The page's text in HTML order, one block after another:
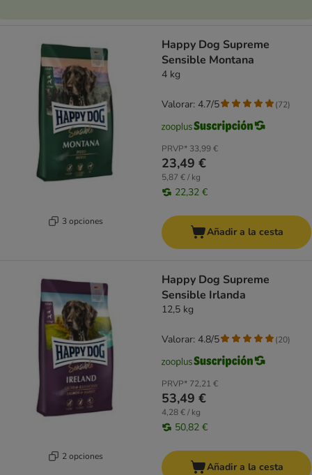
3 opciones
Happy Dog Supreme
Sensible Montana
4 kg
PRVP* 33,99 €
23,49 €
5,87 € / kg
22,32 €
Valorar: 4.7/5 (72)
Añadir a la cesta
2 opciones
Happy Dog Supreme
Sensible Irlanda
12,5 kg
PRVP* 72,21 €
53,49 €
4,28 € / kg
50,82 €
Valorar: 4.8/5 (20)
Añadir a la cesta